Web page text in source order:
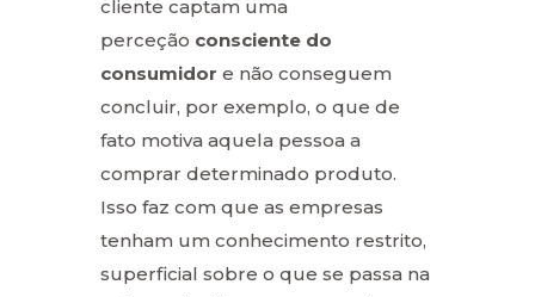
cliente captam uma
perceção consciente do
consumidor e não conseguem
concluir, por exemplo, o que de
fato motiva aquela pessoa a
comprar determinado produto.
Isso faz com que as empresas
tenham um conhecimento restrito,
superficial sobre o que se passa na